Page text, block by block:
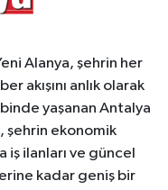
Alanya, şehrin her
akışını anlık olarak
yaşanan Antalya
şehrin ekonomik
ilanları ve güncel
kadar geniş bir